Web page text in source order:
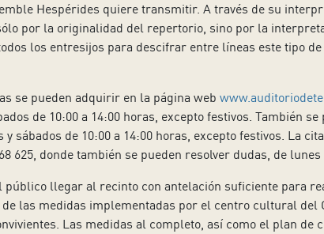
Hespérides quiere transmitir. A través de su
por la originalidad del repertorio, sino por la
los entresijos para descifrar entre líneas este tipo
se pueden adquirir en la página web
de 10:00 a 14:00 horas, excepto festivos. También
y sábados de 10:00 a 14:00 horas, excepto festivos. La
625, donde también se pueden resolver dudas, de
público llegar al recinto con antelación suficiente para
las medidas implementadas por el centro cultural del
Las medidas al completo, así como el plan